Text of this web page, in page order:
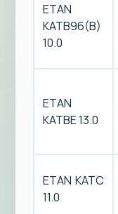
ETAN
KATB96(B)
10.0
ETAN
KATBE 13.0
ETAN KATC
11.0